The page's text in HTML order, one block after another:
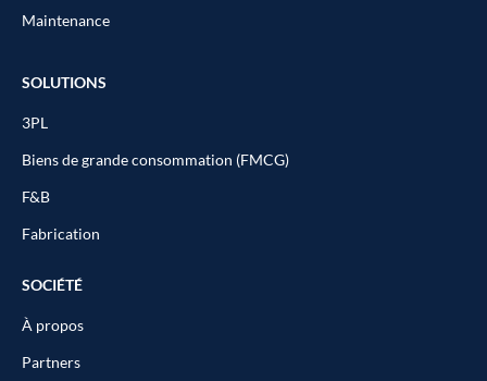
Maintenance
SOLUTIONS
3PL
Biens de grande consommation (FMCG)
F&B
Fabrication
SOCIÉTÉ
À propos
Partners